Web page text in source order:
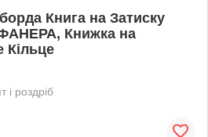
Книга на Затиску
Книжка на
Кільце
і роздріб